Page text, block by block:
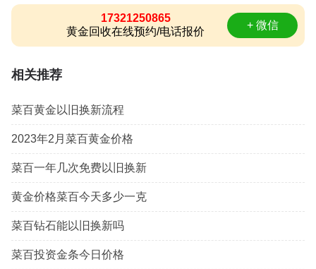
17321250865
黄金回收在线预约/电话报价
+ 微信
相关推荐
菜百黄金以旧换新流程
2023年2月菜百黄金价格
菜百一年几次免费以旧换新
黄金价格菜百今天多少一克
菜百钻石能以旧换新吗
菜百投资金条今日价格